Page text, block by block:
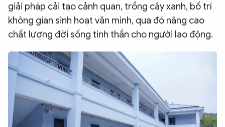
giải pháp cải tạo cảnh quan, trồng cây xanh, bố trí
không gian sinh hoạt văn minh, qua đó nâng cao
chất lượng đời sống tinh thần cho người lao động.